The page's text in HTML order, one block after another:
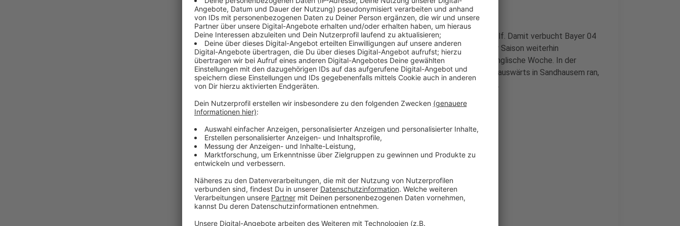
Florian Wirtz und Jonas Hofmann sorgten für die Tore der Werkself. Damit verbucht Bayer 04
bereits den fünften Sieg im fünften Heimspiel und bleibt in dieser Saison weiterhin
ungeschlagen. Für Bayer Leverkusen geht es nun in die nächste englische Woche. In der
zweiten Runde des DFB-Pokals muss die Werkself am Mittwoch auswärts in Sandhausem ran,
in der Bundesliga trifft man am Samstag auf die TSG Hoffenheim.
Anzeige
Mehr Meldungen aus Leverkusen
Anzeige
Schwangere Frau in Leverkusen-Rheindorf erstochen
Opladen Plus ärgert sich über Leverkusener Baustellen